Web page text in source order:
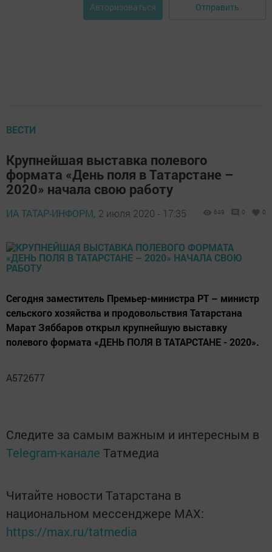
Авторизоваться Отправить
ВЕСТИ
Крупнейшая выставка полевого
формата «День поля в Татарстане –
2020» начала свою работу
ИА ТАТАР-ИНФОРМ, 2 июля 2020 - 17:35 649 0 0
Сегодня заместитель Премьер-министра РТ – министр
сельского хозяйства и продовольствия Татарстана
Марат Зяббаров открыл крупнейшую выставку
полевого формата «ДЕНЬ ПОЛЯ В ТАТАРСТАНЕ - 2020».
A572677
Следите за самым важным и интересным в
Telegram-канале Татмедиа
Читайте новости Татарстана в
национальном мессенджере MАХ:
https://max.ru/tatmedia